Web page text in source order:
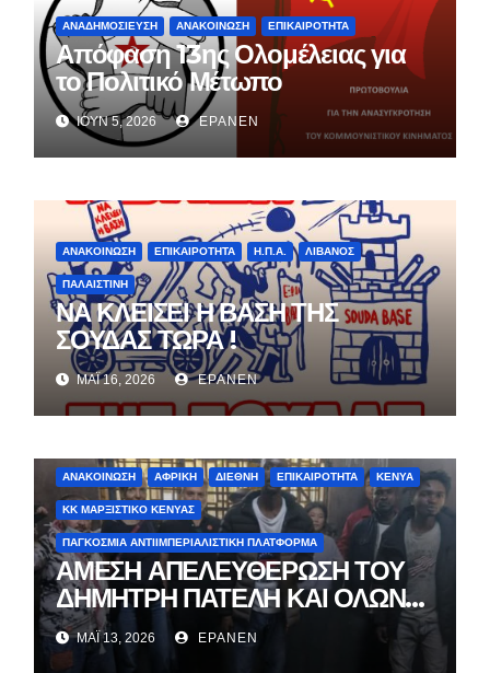
ΑΝΑΔΗΜΟΣΊΕΥΣΗ ΑΝΑΚΟΊΝΩΣΗ ΕΠΙΚΑΙΡΌΤΗΤΑ
Απόφαση 13ης Ολομέλειας για
το Πολιτικό Μέτωπο
ΙΟΎΝ 5, 2026 EPANEN
ΑΝΑΚΟΊΝΩΣΗ ΕΠΙΚΑΙΡΌΤΗΤΑ Η.Π.Α. ΛΊΒΑΝΟΣ
ΠΑΛΑΙΣΤΊΝΗ
ΝΑ ΚΛΕΙΣΕΙ Η ΒΑΣΗ ΤΗΣ
ΣΟΥΔΑΣ ΤΩΡΑ !
ΜΆΙ 16, 2026 EPANEN
ΑΝΑΚΟΊΝΩΣΗ ΑΦΡΙΚΉ ΔΙΕΘΝΉ ΕΠΙΚΑΙΡΌΤΗΤΑ ΚΈΝΥΑ
ΚΚ ΜΑΡΞΙΣΤΙΚΌ ΚΈΝΥΑΣ
ΠΑΓΚΌΣΜΙΑ ΑΝΤΙΙΜΠΕΡΙΑΛΙΣΤΙΚΉ ΠΛΑΤΦΌΡΜΑ
ΑΜΕΣΗ ΑΠΕΛΕΥΘΕΡΩΣΗ ΤΟΥ
ΔΗΜΗΤΡΗ ΠΑΤΕΛΗ ΚΑΙ ΟΛΩΝ
ΤΩΝ ΣΥΝΤΡΟΦΩΝ ΜΑΣ
ΜΆΙ 13, 2026 EPANEN